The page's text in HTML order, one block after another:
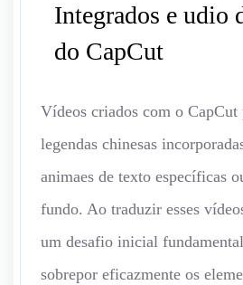
Integrados e udio
do CapCut
Vídeos criados com o CapCut
legendas chinesas
animaes de texto específicas
fundo. Ao traduzir esses
um desafio inicial
sobrepor eficazmente os